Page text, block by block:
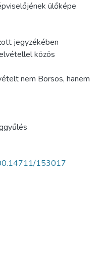
ülőképe
jegyzékében
közös
nem Borsos, hanem
153017